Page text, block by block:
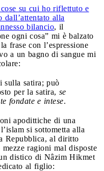
su cui ho riflettuto e
alla
bilancio, il
ogni cosa” mi è balzato
frase con l’espressione
a un bagno di sangue mi
sulla satira; può
per la satira, se
fondate e intese.
apodittiche di una
si sottometta alla
Repubblica, al diritto
ragioni mal disposte
distico di Nâzim Hikmet
al figlio: